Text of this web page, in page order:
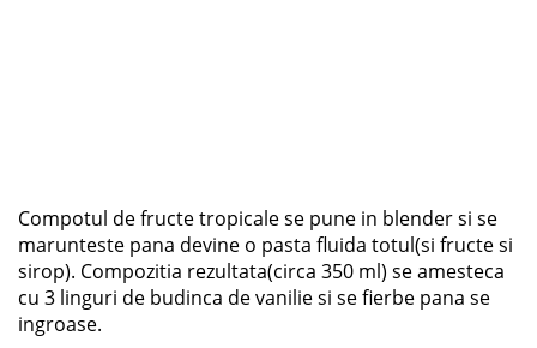
Compotul de fructe tropicale se pune in blender si se
marunteste pana devine o pasta fluida totul(si fructe si
sirop). Compozitia rezultata(circa 350 ml) se amesteca
cu 3 linguri de budinca de vanilie si se fierbe pana se
ingroase.